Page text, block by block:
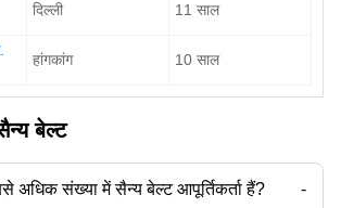
दिल्ली 11 साल
हांगकांग 10 साल
बेल्ट
अधिक संख्या में सैन्य बेल्ट आपूर्तिकर्ता हैं? -